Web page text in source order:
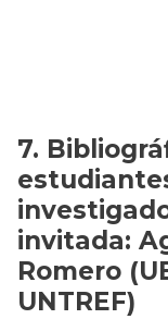
invitada:
Romero
UNTREF)